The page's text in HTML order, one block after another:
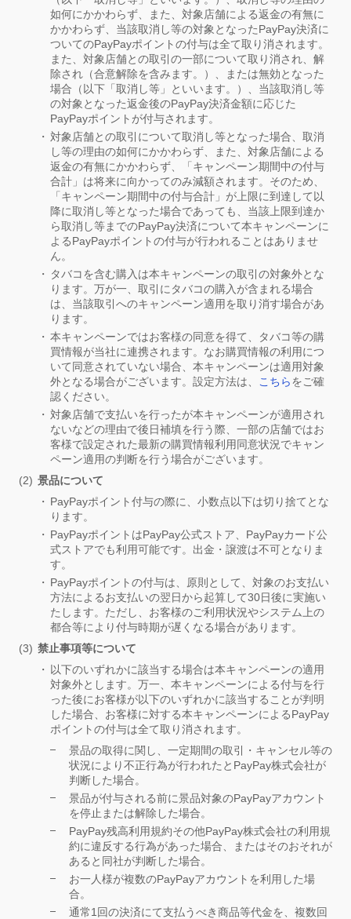
如何にかかわらず、また、対象店舗による返金の有無に
かかわらず、当該取消し等の対象となったPayPay決済に
ついてのPayPayポイントの付与は全て取り消されます。
また、対象店舗との取引の一部について取り消され、解
除され（合意解除を含みます。）、または無効となった
場合（以下「取消し等」といいます。）、当該取消し等
の対象となった返金後のPayPay決済金額に応じた
PayPayポイントが付与されます。
対象店舗との取引について取消し等となった場合、取消
し等の理由の如何にかかわらず、また、対象店舗による
返金の有無にかかわらず、「キャンペーン期間中の付与
合計」は将来に向かってのみ減額されます。そのため、
「キャンペーン期間中の付与合計」が上限に到達して以
降に取消し等となった場合であっても、当該上限到達か
ら取消し等までのPayPay決済について本キャンペーンに
よるPayPayポイントの付与が行われることはありませ
ん。
タバコを含む購入は本キャンペーンの取引の対象外とな
ります。万が一、取引にタバコの購入が含まれる場合
は、当該取引へのキャンペーン適用を取り消す場合があ
ります。
本キャンペーンではお客様の同意を得て、タバコ等の購
買情報が当社に連携されます。なお購買情報の利用につ
いて同意されていない場合、本キャンペーンは適用対象
外となる場合がございます。設定方法は、
こちらをご確
認ください。
対象店舗で支払いを行ったが本キャンペーンが適用され
ないなどの理由で後日補填を行う際、一部の店舗ではお
客様で設定された最新の購買情報利用同意状況でキャン
ペーン適用の判断を行う場合がございます。
景品について
PayPayポイント付与の際に、小数点以下は切り捨てとな
ります。
PayPayポイントはPayPay公式ストア、PayPayカード公
式ストアでも利用可能です。出金・譲渡は不可となりま
す。
PayPayポイントの付与は、原則として、対象のお支払い
方法によるお支払いの翌日から起算して30日後に実施い
たします。ただし、お客様のご利用状況やシステム上の
都合等により付与時期が遅くなる場合があります。
禁止事項等について
以下のいずれかに該当する場合は本キャンペーンの適用
対象外とします。万一、本キャンペーンによる付与を行
った後にお客様が以下のいずれかに該当することが判明
した場合、お客様に対する本キャンペーンによるPayPay
ポイントの付与は全て取り消されます。
景品の取得に関し、一定期間の取引・キャンセル等の
状況により不正行為が行われたとPayPay株式会社が
判断した場合。
景品が付与される前に景品対象のPayPayアカウント
を停止または解除した場合。
PayPay残高利用規約その他PayPay株式会社の利用規
約に違反する行為があった場合、またはそのおそれが
あると同社が判断した場合。
お一人様が複数のPayPayアカウントを利用した場
合。
通常1回の決済にて支払うべき商品等代金を、複数回